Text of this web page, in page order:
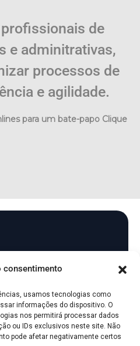
consentimento
usamos tecnologias como
informações do dispositivo. O
nos permitirá processar dados
ou IDs exclusivos neste site. Não
pode afetar negativamente certos
profissionais de
e adminitrativas,
processos de
e agilidade.
para um bate-papo Clique
você hoje? Entre em
conversar!